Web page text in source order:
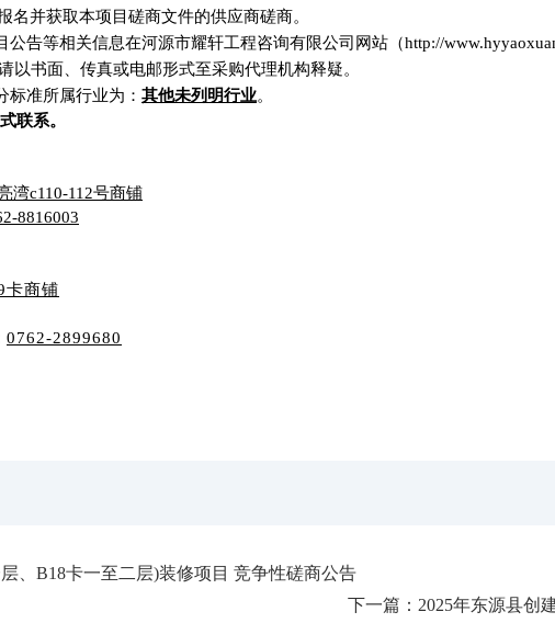
名并获取本项目 磋商文件的供应商磋商。
公告等相关信息在河源市耀轩工程咨询有限公司网站（http://
书面、传真或电邮形式至采购代理机构释疑。
标准所属行业为： 其他未列明行业。
联系。
湾c110-112号商铺
8816003
卡商铺
0762-2899680
、B18卡一至二层)装修项目 竞争性磋商公告
下一篇： 2025年东源县创